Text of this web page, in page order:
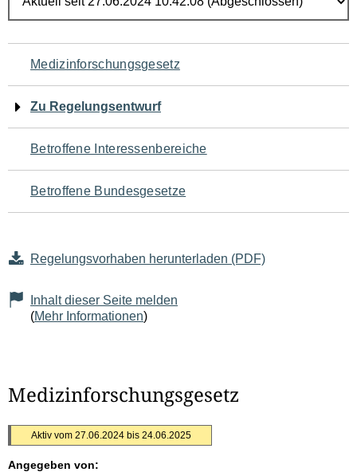
Navigation
für
den
Seiteninhalt
Medizinforschungsgesetz
Zu Regelungsentwurf
Betroffene Interessenbereiche
Betroffene Bundesgesetze
Regelungsvorhaben herunterladen (PDF)
Inhalt dieser Seite melden
(Mehr Informationen)
Medizinforschungsgesetz
Aktiv vom 27.06.2024 bis 24.06.2025
Angegeben von: